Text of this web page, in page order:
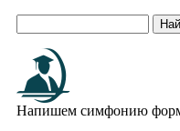
Напишем симфонию